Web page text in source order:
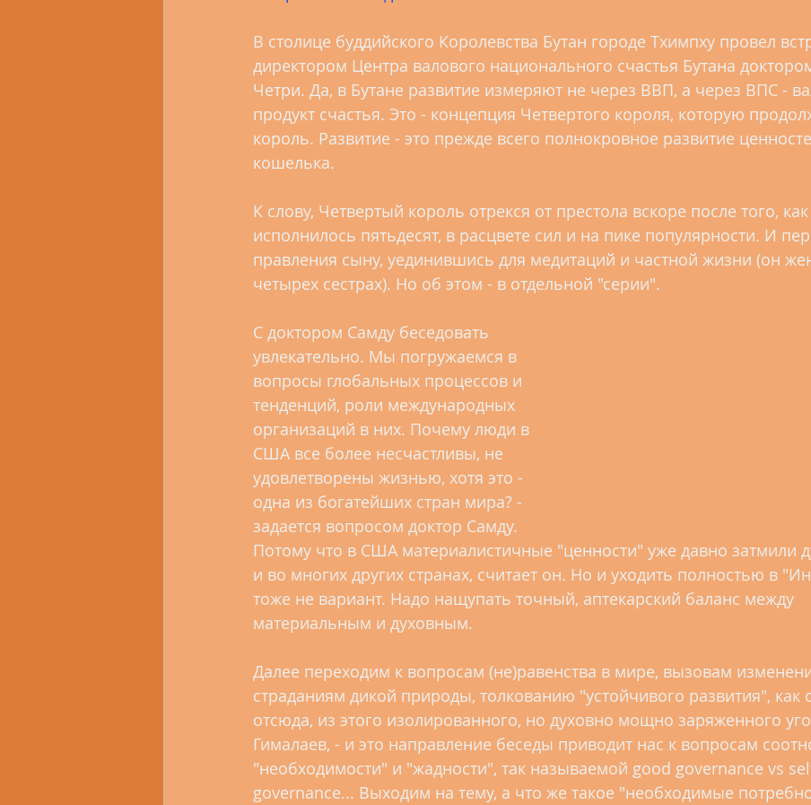
В столице буддийского Королевства Бутан городе Тхимпху провел
директором Центра валового национального счастья Бутана
Четри. Да, в Бутане развитие измеряют не через ВВП, а через ВПС -
продукт счастья. Это - концепция Четвертого короля, которую
король. Развитие - это прежде всего полнокровное развитие
кошелька.
К слову, Четвертый король отрекся от престола вскоре после того,
исполнилось пятьдесят, в расцвете сил и на пике популярности. И
правления сыну, уединившись для медитаций и частной жизни (он
четырех сестрах). Но об этом - в отдельной "серии".
С доктором Самду беседовать
увлекательно. Мы погружаемся в
вопросы глобальных процессов и
тенденций, роли международных
организаций в них. Почему люди в
США все более несчастливы, не
удовлетворены жизнью, хотя это -
одна из богатейших стран мира? -
задается вопросом доктор Самду.
Потому что в США материалистичные "ценности" уже давно затмили
и во многих других странах, считает он. Но и уходить полностью в
тоже не вариант. Надо нащупать точный, аптекарский баланс между
материальным и духовным.
Далее переходим к вопросам (не)равенства в мире, вызовам
страданиям дикой природы, толкованию "устойчивого развития", как
отсюда, из этого изолированного, но духовно мощно заряженного
Гималаев, - и это направление беседы приводит нас к вопросам
"необходимости" и "жадности", так называемой good governancе vs
governance... Выходим на тему, а что же такое "необходимые